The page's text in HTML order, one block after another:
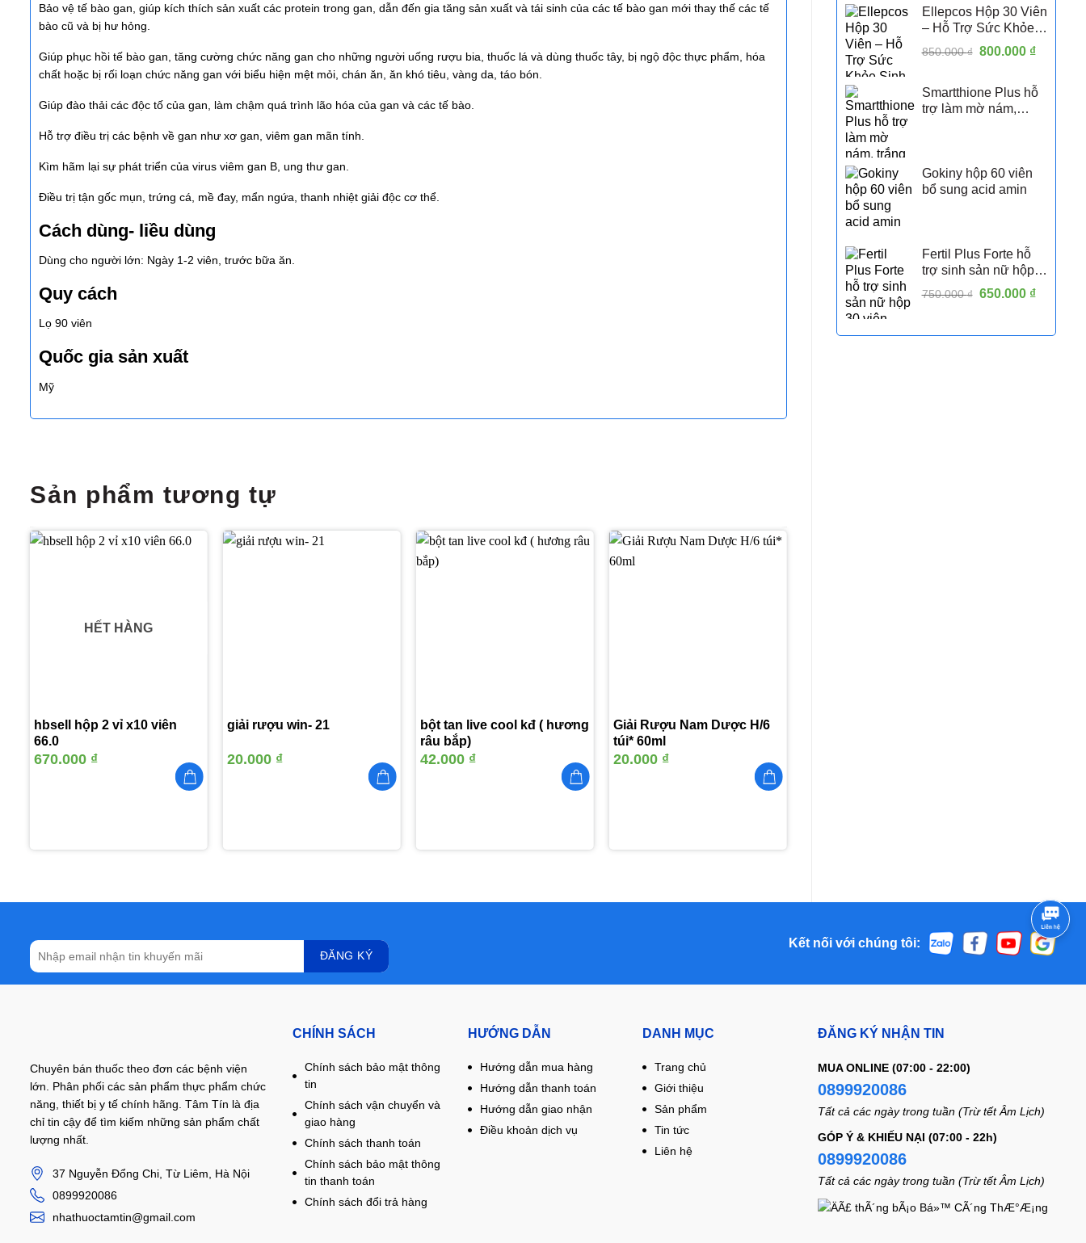
Nữ
là:
1.200.000 ₫.
tại
là:
1.100.000 ₫.
Ellepcos Hộp 30 Viên
– Hỗ Trợ Sức Khỏe
Sinh Sản Nữ, Hỗ Trợ
Phụ Nữ PCOS
850.000₫ Giá
850.000 ₫.
800.000 ₫
tại
Smartthione Plus hỗ
trợ làm mờ nám,
Gokiny hộp 60 viên
bổ sung acid amin
Fertil Plus Forte hỗ
trợ sinh sản nữ hộp
750.000₫ Giá
650.000 ₫
Bảo vệ tế bào gan, giúp kích thích sản xuất các protein trong gan, dẫn đến gia tăng sản xuất và tái sinh của các tế bào gan mới thay thế các tế
bào cũ và bị hư hỏng.
Giúp phục hồi tế bào gan, tăng cường chức năng gan cho những người uống rượu bia, thuốc lá và dùng thuốc tây, bị ngộ độc thực phẩm, hóa
chất hoặc bị rối loạn chức năng gan với biểu hiện mệt mỏi, chán ăn, ăn khó tiêu, vàng da, táo bón.
Giúp đào thải các độc tố của gan, làm chậm quá trình lão hóa của gan và các tế bào.
Hỗ trợ điều trị các bệnh về gan như xơ gan, viêm gan mãn tính.
Kìm hãm lại sự phát triển của virus viêm gan B, ung thư gan.
Điều trị tận gốc mụn, trứng cá, mề đay, mẩn ngứa, thanh nhiệt giải độc cơ thể.
Cách dùng- liều dùng
Dùng cho người lớn: Ngày 1-2 viên, trước bữa ăn.
Quy cách
Lọ 90 viên
Quốc gia sản xuất
Mỹ
Sản phẩm tương tự
HẾT HÀNG
hbsell hộp 2 vỉ x10 viên
66.0
670.000 ₫
giải rượu win- 21
20.000 ₫
bột tan live cool kđ ( hương
râu bắp)
42.000 ₫
Giải Rượu Nam Dược H/6
túi* 60ml
20.000 ₫
Kết nối với chúng tôi:
Chuyên bán thuốc theo đơn các bệnh viện
lớn. Phân phối các sản phẩm thực phẩm chức
năng, thiết bị y tế chính hãng. Tâm Tín là địa
chỉ tin cậy để tìm kiếm những sản phẩm chất
lượng nhất.
37 Nguyễn Đổng Chi, Từ Liêm, Hà Nội
0899920086
nhathuoctamtin@gmail.com
CHÍNH SÁCH
Chính sách bảo mật thông
tin
Chính sách vận chuyển và
giao hàng
Chính sách thanh toán
Chính sách bảo mật thông
tin thanh toán
Chính sách đổi trả hàng
HƯỚNG DẪN
Hướng dẫn mua hàng
Hướng dẫn thanh toán
Hướng dẫn giao nhận
Điều khoản dịch vụ
DANH MỤC
Trang chủ
Giới thiệu
Sản phẩm
Tin tức
Liên hệ
ĐĂNG KÝ NHẬN TIN
MUA ONLINE (07:00 - 22:00)
0899920086
Tất cả các ngày trong tuần (Trừ tết Âm Lịch)
GÓP Ý & KHIẾU NẠI (07:00 - 22h)
0899920086
Tất cả các ngày trong tuần (Trừ tết Âm Lịch)